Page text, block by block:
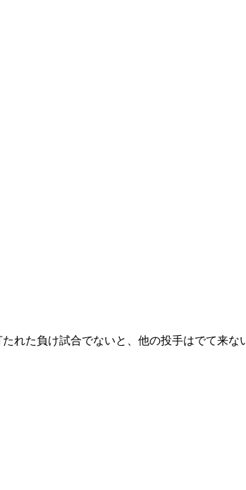
れた負け試合でないと、他の投手はでて来な